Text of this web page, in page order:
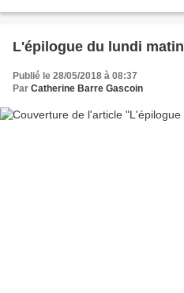
L'épilogue du lundi matin
Publié le 28/05/2018 à 08:37
Par Catherine Barre Gascoin